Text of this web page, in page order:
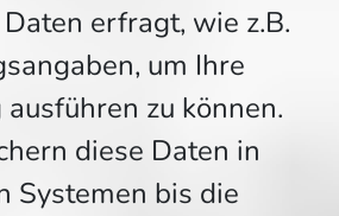
erfragt, wie z.B.
um Ihre
zu können.
diese Daten in
Systemen bis die